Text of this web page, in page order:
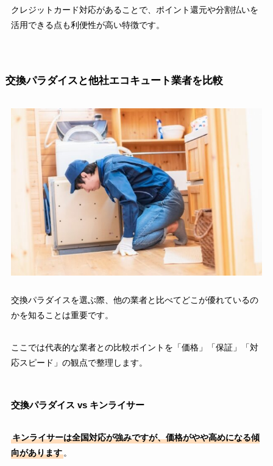
クレジットカード対応があることで、ポイント還元や分割払いを
活用できる点も利便性が高い特徴です。
交換パラダイスと他社エコキュート業者を比較
交換パラダイスを選ぶ際、他の業者と比べてどこが優れているの
かを知ることは重要です。
ここでは代表的な業者との比較ポイントを「価格」「保証」「対
応スピード」の観点で整理します。
交換パラダイス vs キンライサー
キンライサーは全国対応が強みですが、価格がやや高めになる傾
向があります。